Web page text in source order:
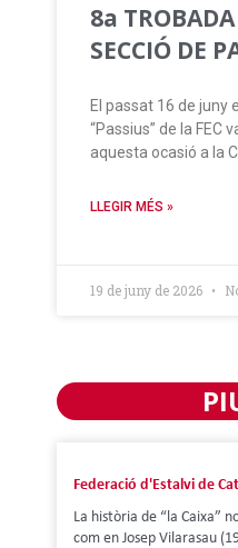
8a
SECCIÓ DE
El passat 16 de juny
“Passius” de la FEC
aquesta ocasió a la
LLEGIR MÉS »
19 de juny de 2026
Federació d'Estalvi de
La història de “la Caixa”
com en Josep Vilarasau